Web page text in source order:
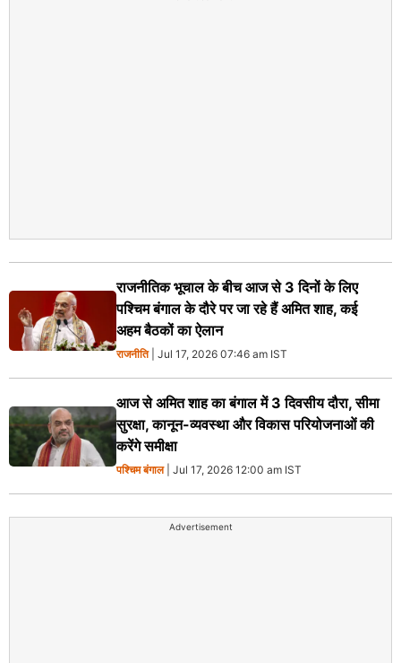
राजनीतिक भूचाल के बीच आज से 3 दिनों के लिए
पश्चिम बंगाल के दौरे पर जा रहे हैं अमित शाह, कई
अहम बैठकों का ऐलान
राजनीति| Jul 17, 2026 07:46 am IST
आज से अमित शाह का बंगाल में 3 दिवसीय दौरा, सीमा
सुरक्षा, कानून-व्यवस्था और विकास परियोजनाओं की
करेंगे समीक्षा
पश्चिम बंगाल| Jul 17, 2026 12:00 am IST
Advertisement